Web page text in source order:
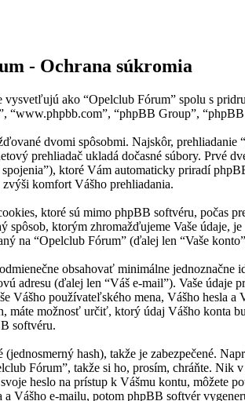
- Ochrana súkromia
vysvetľujú ako “Opelclub Fórum” spolu s
“www.phpbb.com”, “phpBB Group”,
dvomi spôsobmi. Najskôr,
prehliadač ukladá dočasné súbory. Prvé
ktoré Vám automaticky priradí
zvýši komfort Vášho prehliadania.
ktoré sú mimo phpBB softvéru, počas
spôsob, ktorým zhromažďujeme Vaše údaje,
na “Opelclub Fórum” (ďalej len “Vaše
obsahovať minimálne
adresu (ďalej len “Váš e-mail”). Vaše údaje
Vášho používateľského mena, Vášho hesla a
máte možnosť určiť, ktorý údaj Vášho konta
softvéru.
(jednosmerný hash), takže je zabezpečené.
Fórum”, takže si ho, prosím, chráňte.
heslo na prístup k Vášmu kontu, môžete
a Vášho e-mailu, potom phpBB softvér